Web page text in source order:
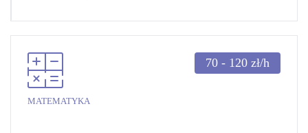
MATEMATYKA
70 - 120 zł/h